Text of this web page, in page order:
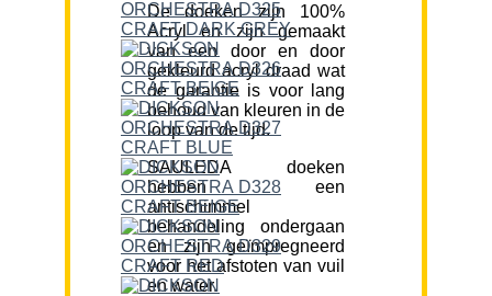
De doeken zijn 100%
Acryl en zijn gemaakt
van een door en door
gekleurd acryl draad wat
de garantie is voor lang
behoud van kleuren in de
loop van de tijd.
SAULEDA doeken
hebben een
antischimmel
behandeling ondergaan
en zijn geïmpregneerd
voor het afstoten van vuil
en water.